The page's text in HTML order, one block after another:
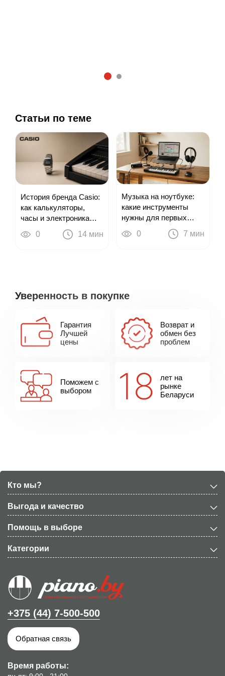
1 2
Статьи по теме
История бренда Casio:
как калькуляторы,
часы и электроника
привели к цифровым
пианино
0 14 мин
Музыка на ноутбуке:
какие инструменты
нужны для первых
0 7 мин
Уверенность в покупке
Гарантия
Лучшей
цены
Возврат и
обмен без
проблем
Поможем с
выбором
лет на
рынке
Беларуси
Кто мы?
Выгода и качество
Помощь в выборе
Категории
+375 (44) 7-500-500
Обратная связь
Время работы: